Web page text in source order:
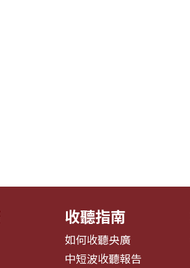
收聽指南
如何收聽央廣
中短波收聽報告